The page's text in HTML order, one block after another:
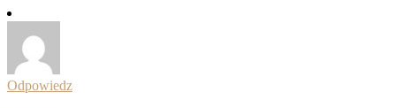
Odpowiedz